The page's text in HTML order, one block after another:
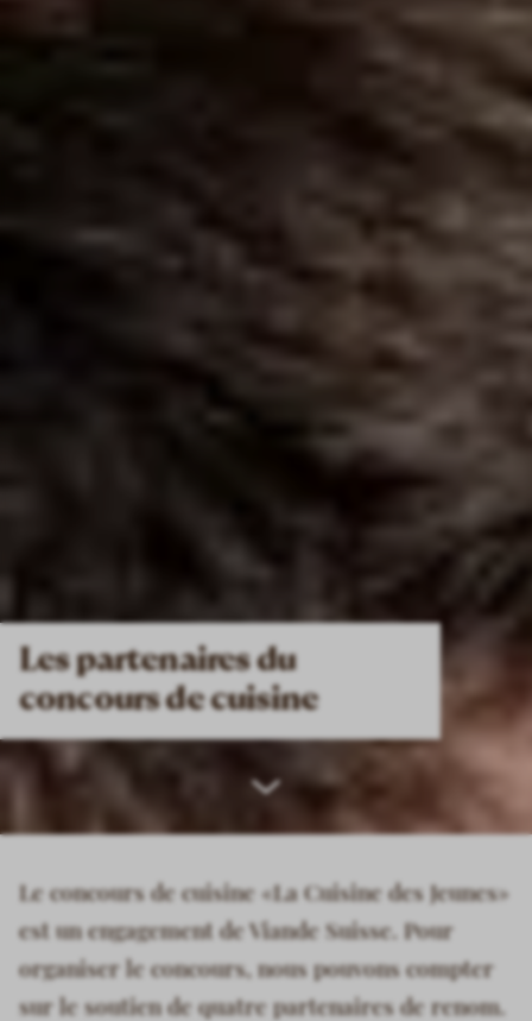
Les partenaires du
concours de cuisine
Scroll
Le concours de cuisine «La Cuisine des Jeunes»
est un engagement de Viande Suisse. Pour
organiser le concours, nous pouvons compter
sur le soutien de quatre partenaires de renom.